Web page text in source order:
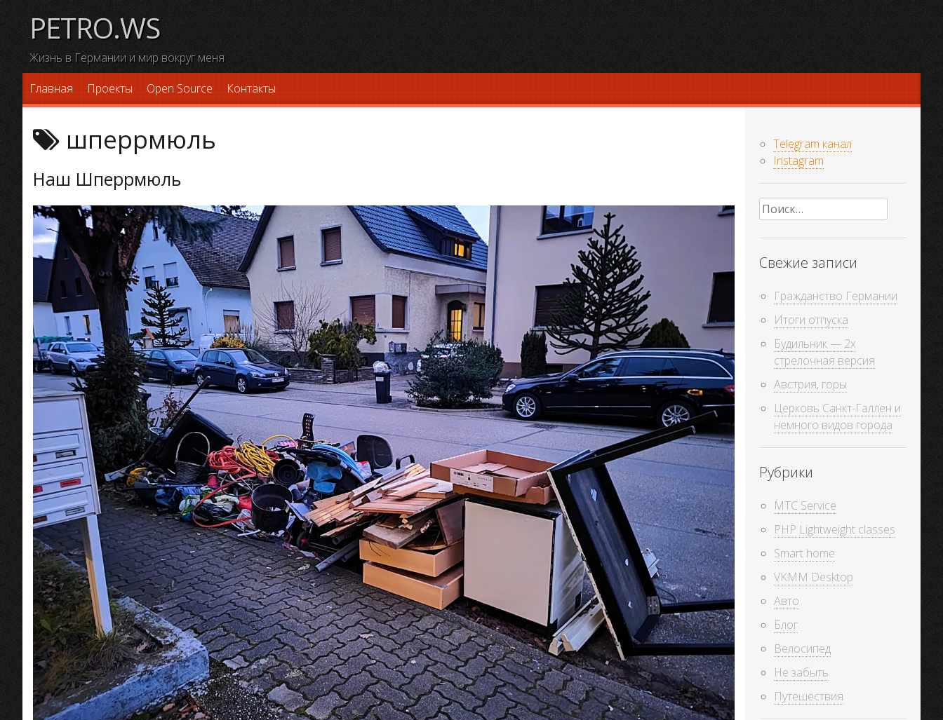
content
PETRO.WS
Жизнь в Германии и мир вокруг меня
Главная
Проекты Open Source Контакты
шперрмюль
Наш Шперрмюль
Telegram канал
Instagram
Найти:
Свежие записи
Гражданство Германии
Итоги отпуска
Будильник — 2х
стрелочная версия
Австрия, горы
Церковь Санкт-Галлен и
немного видов города
Рубрики
MTC Service
PHP Lightweight classes
Smart home
VKMM Desktop
Авто
Блог
Велосипед
Не забыть
Путешествия